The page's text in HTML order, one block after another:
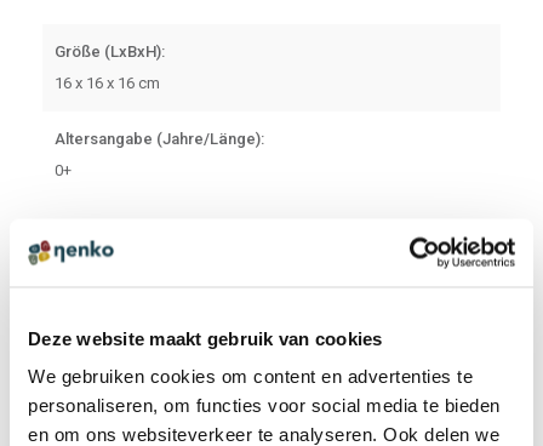
Deze website maakt gebruik van cookies
We gebruiken cookies om content en advertenties te
personaliseren, om functies voor social media te bieden
en om ons websiteverkeer te analyseren. Ook delen we
Größe (LxBxH):
16 x 16 x 16 cm
Altersangabe (Jahre/Länge):
0+
Schaltfläche oben, um eine Bewertung zu schreiben.